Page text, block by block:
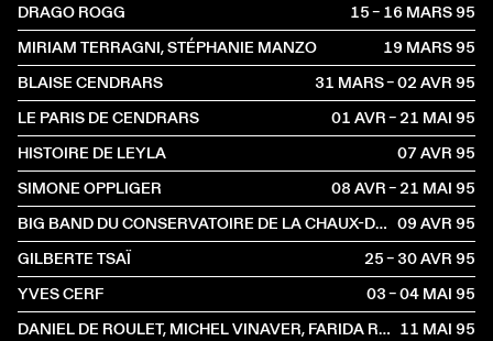
DRAGO ROGG
15 – 16 MARS1995
MIRIAM TERRAGNI, STÉPHANIE MANZO
19 MARS1995
BLAISE CENDRARS
31 MARS – 02 AVR1995
LE PARIS DE CENDRARS
01 AVR – 21 MAI1995
HISTOIRE DE LEYLA
07 AVR1995
SIMONE OPPLIGER
08 AVR – 21 MAI1995
BIG BAND DU CONSERVATOIRE DE LA CHAUX-DE-FONDS 09 AVR1995
GILBERTE TSAÏ
25 – 30 AVR1995
YVES CERF
03 – 04 MAI1995
DANIEL DE ROULET, MICHEL VINAVER, FARIDA RAHOUADJ 11 MAI1995